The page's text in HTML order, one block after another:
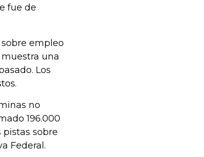
fue de
empleo
una
Los
no
196.000
sobre
Federal.